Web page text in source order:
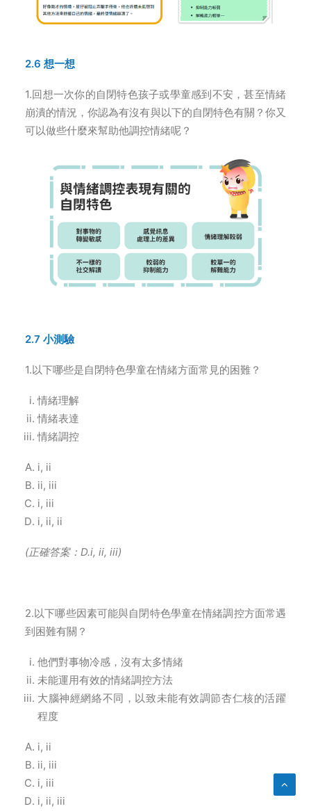
2.6 想一想
1.回想一次你的自閉特色孩子或學童感到不安，甚至情緒
崩潰的情況，你認為有沒有與以下的自閉特色有關？你又
可以做些什麼來幫助他調控情緒呢？
2.7 小測驗
1.以下哪些是自閉特色學童在情緒方面常見的困難？
情緒理解
情緒表達
情緒調控
i, ii
ii, iii
i, iii
i, ii, ii
(正確答案：D.i, ii, iii)
2.以下哪些因素可能與自閉特色學童在情緒調控方面常遇
到困難有關？
他們對事物冷感，沒有太多情緒
未能運用有效的情緒調控方法
大腦神經網絡不同，以致未能有效調節杏仁核的活躍
程度
i, ii
ii, iii
i, iii
i, ii, iii